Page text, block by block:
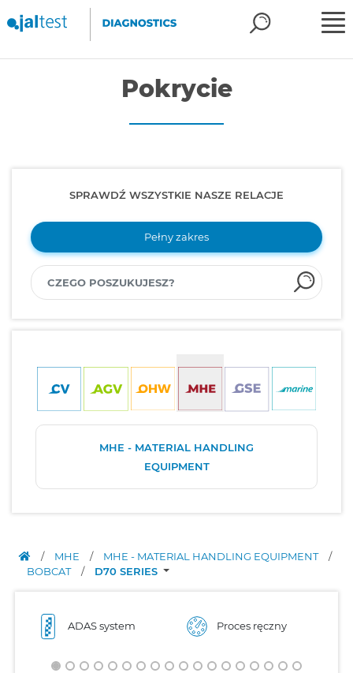
Pokrycie
SPRAWDŹ WSZYSTKIE NASZE RELACJE
Pełny zakres
MHE - MATERIAL HANDLING
EQUIPMENT
/ MHE / MHE - MATERIAL HANDLING EQUIPMENT
/
BOBCAT
/ D70 SERIES
ADAS system Proces ręczny